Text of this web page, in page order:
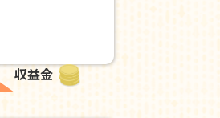
収益金